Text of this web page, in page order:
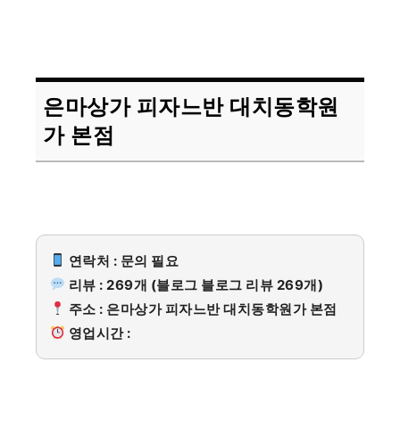
은마상가 피자느반 대치동학원
가 본점
연락처 : 문의 필요
리뷰 : 269개 (블로그 블로그 리뷰 269개)
주소 : 은마상가 피자느반 대치동학원가 본점
영업시간 :